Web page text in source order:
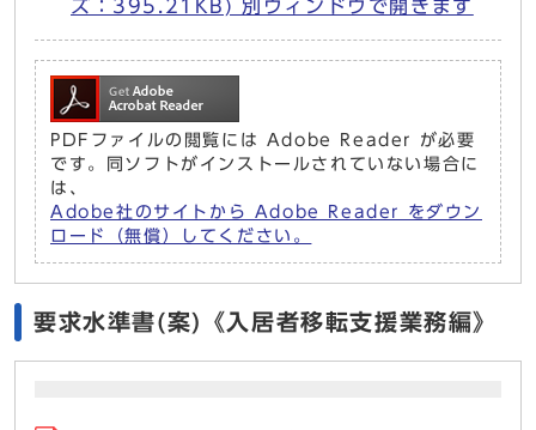
ズ：395.21KB) 別ウィンドウで開きます
PDFファイルの閲覧には Adobe Reader が必要
です。同ソフトがインストールされていない場合に
は、
Adobe社のサイトから Adobe Reader をダウン
ロード（無償）してください。
要求水準書(案)《入居者移転支援業務編》